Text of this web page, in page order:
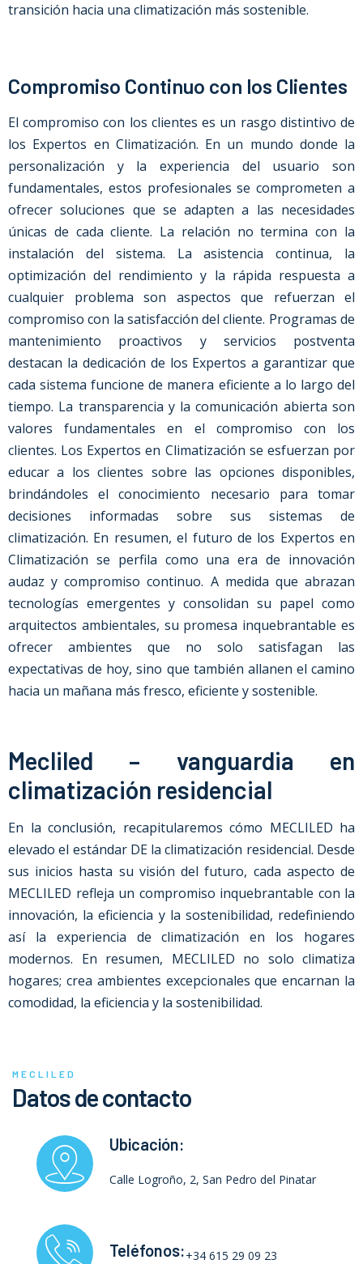
transición hacia una climatización más sostenible.
Compromiso Continuo con los Clientes
El compromiso con los clientes es un rasgo distintivo de
los Expertos en Climatización. En un mundo donde la
personalización y la experiencia del usuario son
fundamentales, estos profesionales se comprometen a
ofrecer soluciones que se adapten a las necesidades
únicas de cada cliente. La relación no termina con la
instalación del sistema. La asistencia continua, la
optimización del rendimiento y la rápida respuesta a
cualquier problema son aspectos que refuerzan el
compromiso con la satisfacción del cliente. Programas de
mantenimiento proactivos y servicios postventa
destacan la dedicación de los Expertos a garantizar que
cada sistema funcione de manera eficiente a lo largo del
tiempo. La transparencia y la comunicación abierta son
valores fundamentales en el compromiso con los
clientes. Los Expertos en Climatización se esfuerzan por
educar a los clientes sobre las opciones disponibles,
brindándoles el conocimiento necesario para tomar
decisiones informadas sobre sus sistemas de
climatización. En resumen, el futuro de los Expertos en
Climatización se perfila como una era de innovación
audaz y compromiso continuo. A medida que abrazan
tecnologías emergentes y consolidan su papel como
arquitectos ambientales, su promesa inquebrantable es
ofrecer ambientes que no solo satisfagan las
expectativas de hoy, sino que también allanen el camino
hacia un mañana más fresco, eficiente y sostenible.
Mecliled – vanguardia en
climatización residencial
En la conclusión, recapitularemos cómo MECLILED ha
elevado el estándar DE la climatización residencial. Desde
sus inicios hasta su visión del futuro, cada aspecto de
MECLILED refleja un compromiso inquebrantable con la
innovación, la eficiencia y la sostenibilidad, redefiniendo
así la experiencia de climatización en los hogares
modernos. En resumen, MECLILED no solo climatiza
hogares; crea ambientes excepcionales que encarnan la
comodidad, la eficiencia y la sostenibilidad.
MECLILED
Datos de contacto
Ubicación:
Calle Logroño, 2, San Pedro del Pinatar
Teléfonos:+34 615 29 09 23